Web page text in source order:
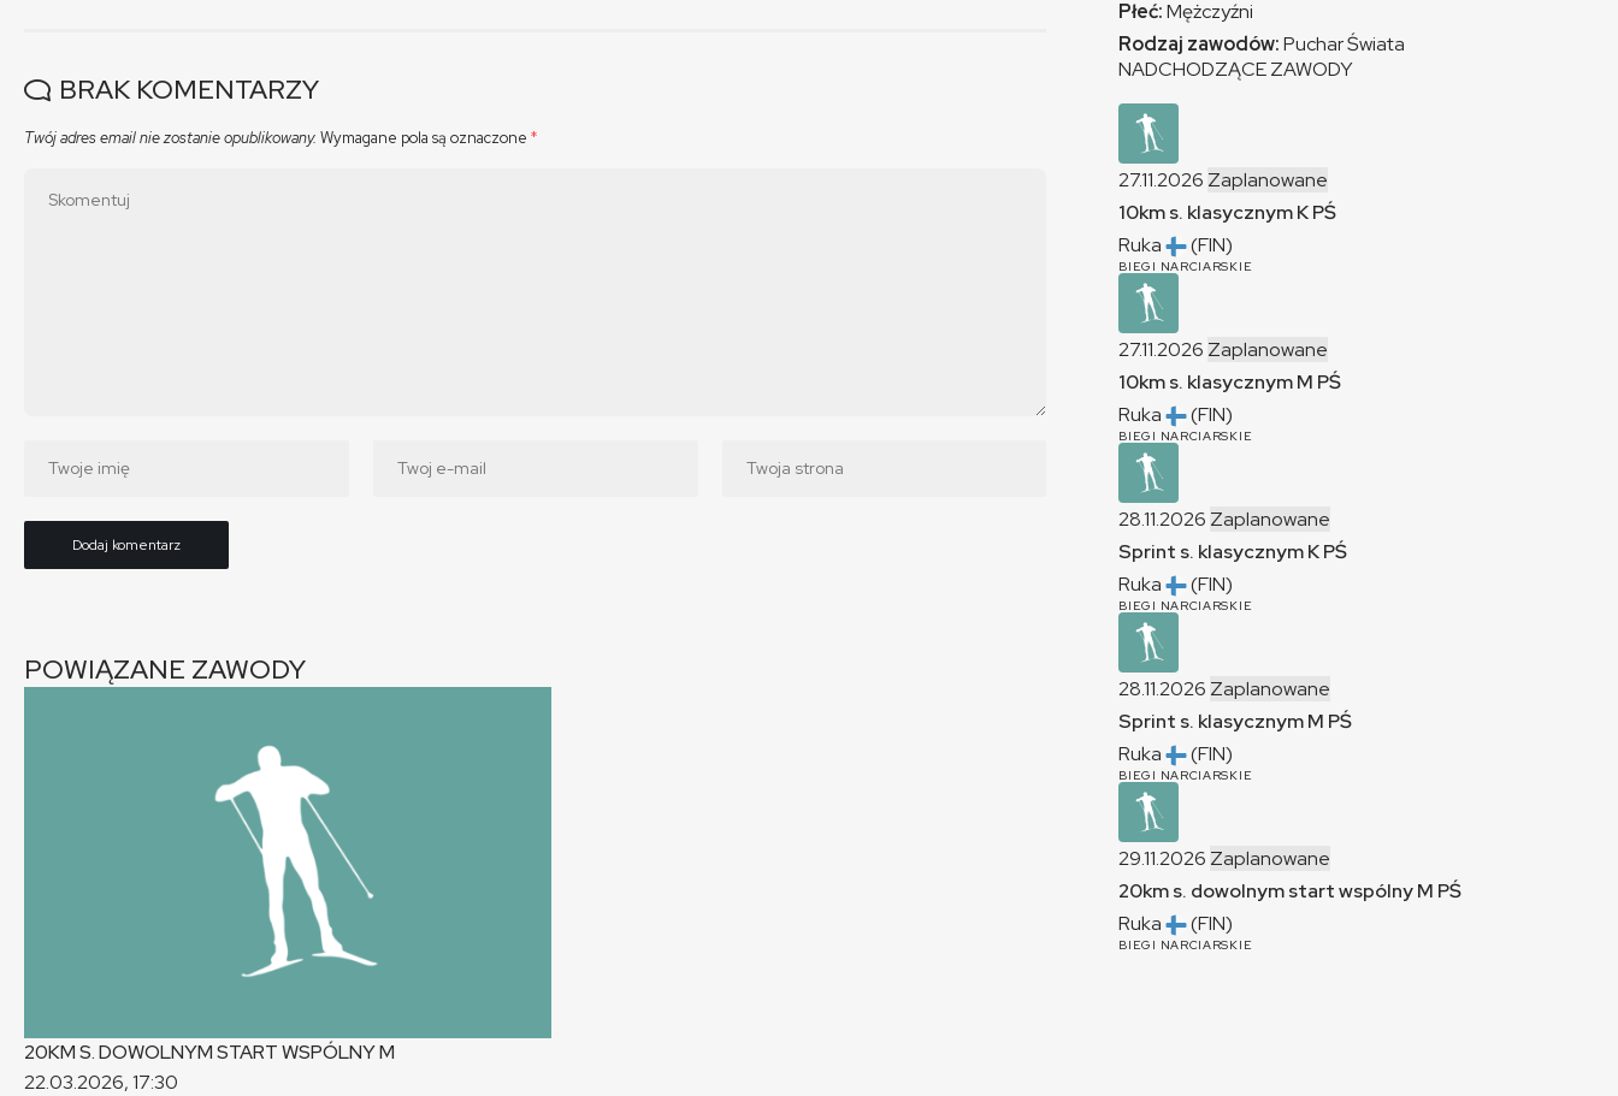
BRAK KOMENTARZY
Twój adres email nie zostanie opublikowany. Wymagane pola są oznaczone *
POWIĄZANE ZAWODY
20KM S. DOWOLNYM START WSPÓLNYM
22.03.2026, 17:30
Płeć:Mężczyźni
Rodzaj zawodów:Puchar Świata
NADCHODZĄCE ZAWODY
27.11.2026 Zaplanowane
10km s. klasycznymKPŚ
Ruka
(FIN)
BIEGI NARCIARSKIE
27.11.2026 Zaplanowane
10km s. klasycznymM PŚ
Ruka
(FIN)
BIEGI NARCIARSKIE
28.11.2026 Zaplanowane
Sprint s. klasycznymKPŚ
Ruka
(FIN)
BIEGI NARCIARSKIE
28.11.2026 Zaplanowane
Sprint s. klasycznymM PŚ
Ruka
(FIN)
BIEGI NARCIARSKIE
29.11.2026 Zaplanowane
20km s. dowolnym start wspólnyM PŚ
Ruka
(FIN)
BIEGI NARCIARSKIE